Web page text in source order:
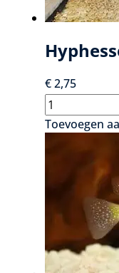
€2,75
columbianus
-
Colombiaanse
aantal
Toevoegen